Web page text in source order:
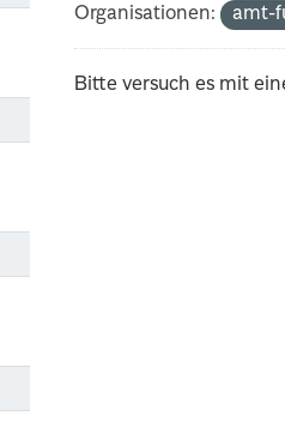
Organisationen:
amt-
Bitte versuch es mit